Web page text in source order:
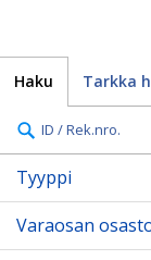
Haku Tarkka
ID / Rek.nro.
Tyyppi
Varaosan